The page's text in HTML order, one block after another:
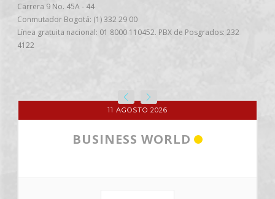
Carrera 9 No. 45A - 44
Conmutador Bogotá: (1) 332 29 00
Línea gratuita nacional: 01 8000 110452. PBX de Posgrados: 232
4122